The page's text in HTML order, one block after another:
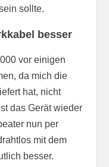
sollte.
besser
vor einigen
da mich die
hat, nicht
das Gerät wieder
nun per
mit dem
besser.